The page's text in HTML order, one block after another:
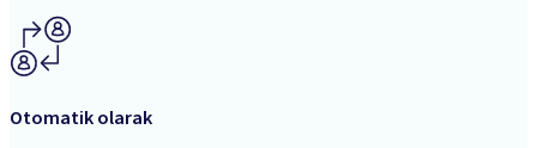
Otomatik olarak